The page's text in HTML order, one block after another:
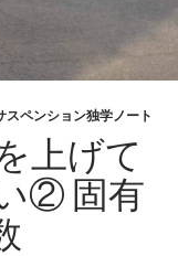
スペンション独学ノート
上げて
② 固有